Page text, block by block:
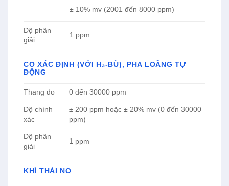
± 10% mv (2001 đến 8000 ppm)
Độ phân
giải
1 ppm
CO XÁC ĐỊNH (VỚI H₂-BÙ), PHA LOÃNG TỰ
ĐỘNG
Thang đo 0 đến 30000 ppm
Độ chính
xác
± 200 ppm hoặc ± 20% mv (0 đến 30000
ppm)
Độ phân
giải
1 ppm
KHÍ THẢI NO